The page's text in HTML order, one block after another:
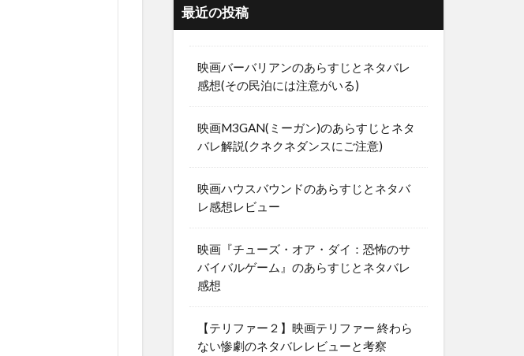
最近の投稿
映画バーバリアンのあらすじとネタバレ
感想(その民泊には注意がいる)
映画M3GAN(ミーガン)のあらすじとネタ
バレ解説(クネクネダンスにご注意)
映画ハウスバウンドのあらすじとネタバ
レ感想レビュー
映画『チューズ・オア・ダイ：恐怖のサ
バイバルゲーム』のあらすじとネタバレ
感想
【テリファー２】映画テリファー 終わら
ない惨劇のネタバレレビューと考察